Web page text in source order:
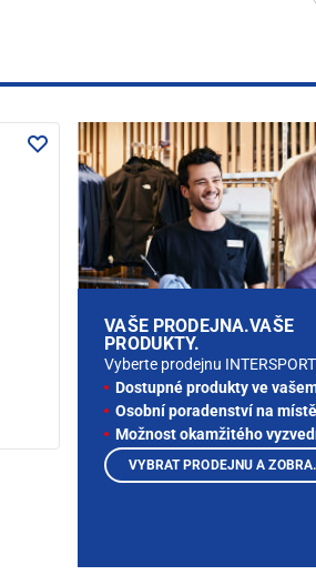
VAŠE PRODEJNA.VAŠE
PRODUKTY.
Vyberte prodejnu
Dostupné produkty ve
Osobní poradenství na místě
Možnost okamžitého
VYBRAT